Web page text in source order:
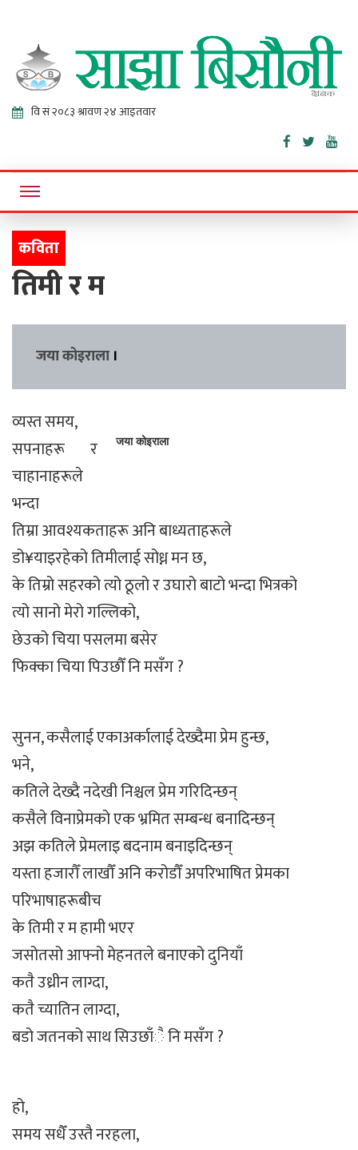
Sajha
Bisaunee
Online News Portal
कविता
तिमी र म
जया कोइराला ।
जया कोइराला
व्यस्त समय,
सपनाहरू र
चाहानाहरूले
भन्दा
तिम्रा आवश्यकताहरू अनि बाध्यताहरूले
डो¥याइरहेको तिमीलाई सोध्न मन छ,
के तिम्रो सहरको त्यो ठूलो र उघारो बाटो भन्दा भित्रको
त्यो सानो मेरो गल्लिको,
छेउको चिया पसलमा बसेर
फिक्का चिया पिउछौँ नि मसँग ?
सुनन, कसैलाई एकाअर्कालाई देख्दैमा प्रेम हुन्छ,
भने,
कतिले देख्दै नदेखी निश्चल प्रेम गरिदिन्छन्
कसैले विनाप्रेमको एक भ्रमित सम्बन्ध बनादिन्छन्
अझ कतिले प्रेमलाइ बदनाम बनाइदिन्छन्
यस्ता हजारौँ लाखौँ अनि करोडौँ अपरिभाषित प्रेमका
परिभाषाहरूबीच
के तिमी र म हामी भएर
जसोतसो आफ्नो मेहनतले बनाएको दुनियाँ
कतै उध्रीन लाग्दा,
कतै च्यातिन लाग्दा,
बडो जतनको साथ सिउछाँै नि मसँग ?
हो,
समय सधैँ उस्तै नरहला,